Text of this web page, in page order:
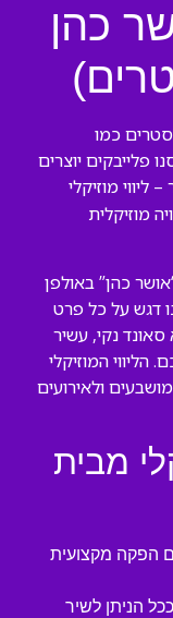
כהן
כמו
פלייבקים יוצרים
ליווי מוזיקלי
מוזיקלית
כהן” באולפן
דגש על כל פרט
נקי, עשיר
הליווי המוזיקלי
ולאירועים
מבית
הפקה מקצועית
הניתן לשיר